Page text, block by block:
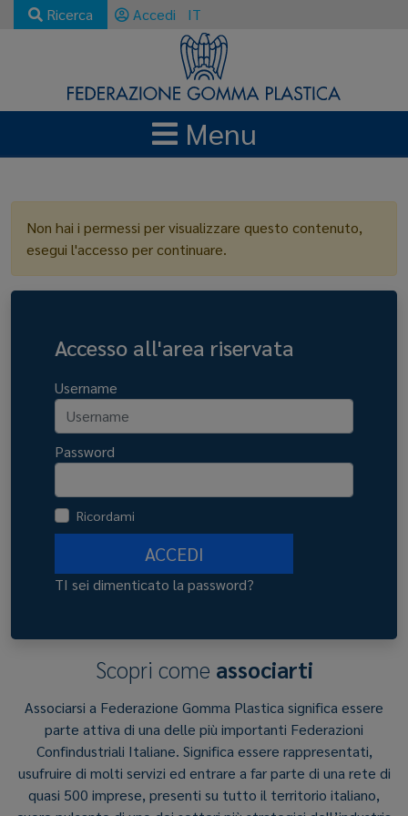
Ricerca Accedi IT
Menu
Non hai i permessi per visualizzare questo contenuto,
esegui l'accesso per continuare.
Accesso all'area riservata
Username
Password
Ricordami
ACCEDI
TI sei dimenticato la password?
Scopri come associarti
Associarsi a Federazione Gomma Plastica significa essere
parte attiva di una delle più importanti Federazioni
Confindustriali Italiane. Significa essere rappresentati,
usufruire di molti servizi ed entrare a far parte di una rete di
quasi 500 imprese, presenti su tutto il territorio italiano,